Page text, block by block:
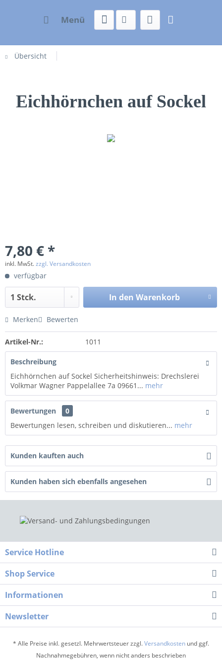
Menü
Übersicht
Eichhörnchen auf Sockel
7,80 € *
inkl. MwSt.zzgl. Versandkosten
verfügbar
In den Warenkorb
Merken Bewerten
Artikel-Nr.: 1011
Beschreibung
Eichhörnchen auf Sockel Sicherheitshinweis: Drechslerei
Volkmar Wagner Pappelallee 7a 09661... mehr
Bewertungen
0
Bewertungen lesen, schreiben und diskutieren... mehr
Kunden kauften auch
Kunden haben sich ebenfalls angesehen
Service Hotline
Shop Service
Informationen
Newsletter
* Alle Preise inkl. gesetzl. Mehrwertsteuer zzgl.Versandkosten und ggf.
Nachnahmegebühren, wenn nicht anders beschrieben